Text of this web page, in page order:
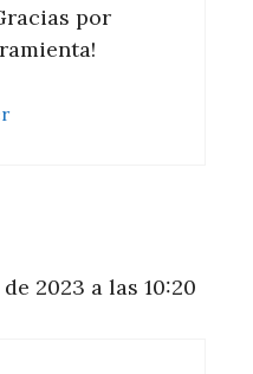
por
2023 a las 10:20